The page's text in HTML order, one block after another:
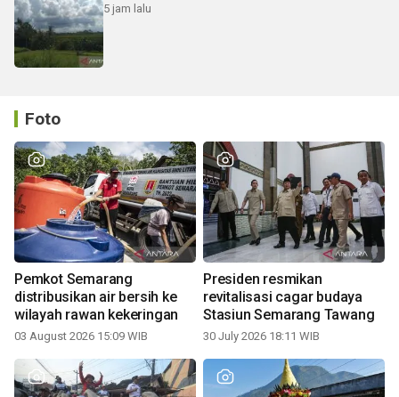
5 jam lalu
Foto
Pemkot Semarang
distribusikan air bersih ke
wilayah rawan kekeringan
03 August 2026 15:09 WIB
Presiden resmikan
revitalisasi cagar budaya
Stasiun Semarang Tawang
30 July 2026 18:11 WIB